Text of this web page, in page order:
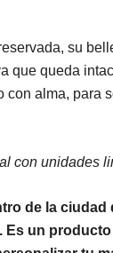
su
que queda
con alma, para
con unidades
de la ciudad
Es un